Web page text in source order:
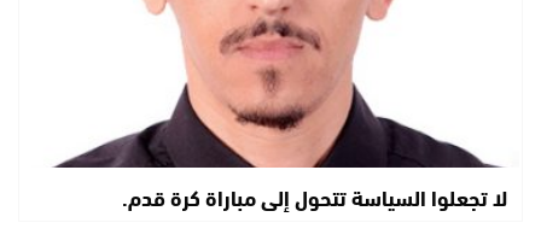
لا تجعلوا السياسة تتحول إلى مباراة كرة قدم.